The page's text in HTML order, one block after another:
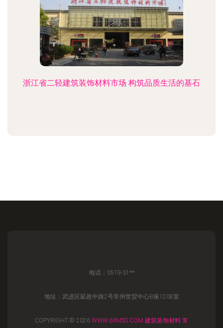
浙江省二轻建筑装饰材料市场 构筑品质生活的基石
电话：0519-31**
地址：武进区延政中路2号常州世贸中心B座1208室
COPYRIGHT © 2026 WWW.6XM5S.COM 建筑装饰材料 常